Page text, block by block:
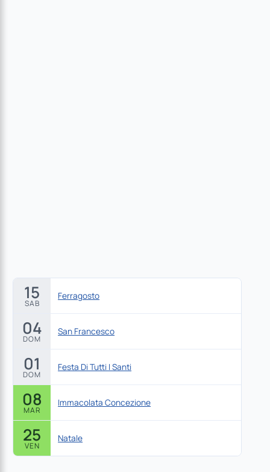
15
SAB
Ferragosto
04
DOM
San Francesco
01
DOM
Festa Di Tutti I Santi
08
MAR
Immacolata Concezione
25
VEN
Natale